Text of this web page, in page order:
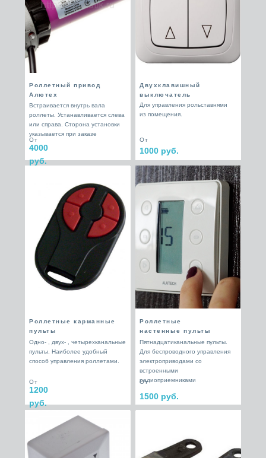
4000
руб.
Роллетный привод
Алютех
Встраивается внутрь вала
роллеты. Устанавливается слева
или справа. Сторона установки
указывается при заказе
Для управления рольставнями
из помещения.
От От
1000 руб.
Двухклавишный
выключатель
1200
руб.
Роллетные карманные
пульты
Одно- , двух- , четырехканальные
пульты. Наиболее удобный
способ управления роллетами.
Пятнадцатиканальные пульты.
Для беспроводного управления
электроприводами со
встроенными
радиоприемниками
От От
1500 руб.
Роллетные
настенные пульты